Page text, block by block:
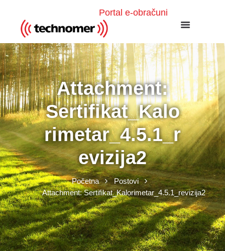
Portal e-obračuni
Attachment:
Sertifikat_Kalo
rimetar_4.5.1_r
evizija2
Početna
Postovi
Attachment: Sertifikat_Kalorimetar_4.5.1_revizija2